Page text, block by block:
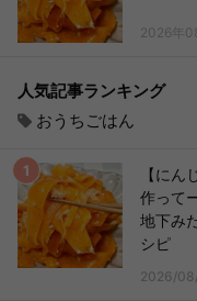
2026年
人気記事ランキング
おうちごはん
【に
作って
地下み
シピ
2026/